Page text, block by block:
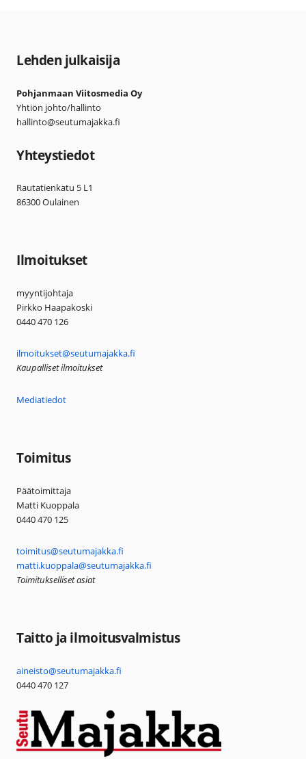
Lehden julkaisija
Pohjanmaan Viitosmedia Oy
Yhtiön johto/hallinto
hallinto@seutumajakka.fi
Yhteystiedot
Rautatienkatu 5 L1
86300 Oulainen
Ilmoitukset
myyntijohtaja
Pirkko Haapakoski
0440 470 126
ilmoitukset@seutumajakka.fi
Kaupalliset ilmoitukset
Mediatiedot
Toimitus
Päätoimittaja
Matti Kuoppala
0440 470 125
toimitus@seutumajakka.fi
matti.kuoppala@seutumajakka.fi
Toimitukselliset asiat
Taitto ja ilmoitusvalmistus
aineisto@seutumajakka.fi
0440 470 127